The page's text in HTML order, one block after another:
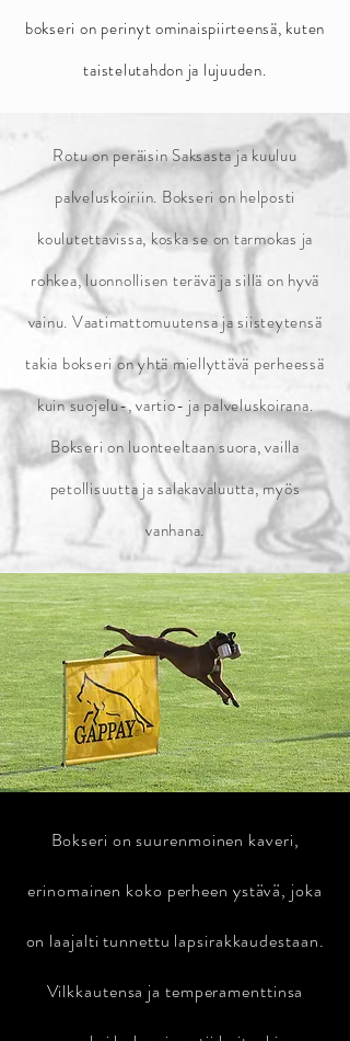
bokseri on perinyt ominaispiirteensä, kuten
taistelutahdon ja lujuuden.
Rotu on peräisin Saksasta ja kuuluu
palveluskoiriin. Bokseri on helposti
koulutettavissa, koska se on tarmokas ja
rohkea, luonnollisen terävä ja sillä on hyvä
vainu. Vaatimattomuutensa ja siisteytensä
takia bokseri on yhtä miellyttävä perheessä
kuin suojelu-, vartio- ja palveluskoirana.
Bokseri on luonteeltaan suora, vailla
petollisuutta ja salakavaluutta, myös
vanhana.
Bokseri on suurenmoinen kaveri,
erinomainen koko perheen ystävä, joka
on laajalti tunnettu lapsirakkaudestaan.
Vilkkautensa ja temperamenttinsa